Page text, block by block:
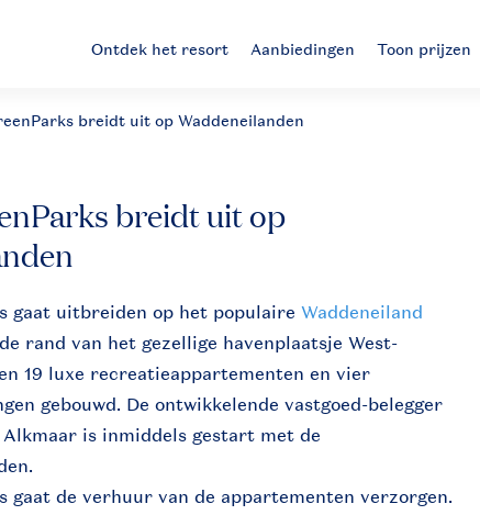
Ontdek het resort Aanbiedingen Toon prijzen
breidt uit op Waddeneilanden
breidt uit op
gaat uitbreiden op het populaire Waddeneiland
rand van het gezellige havenplaatsje West-
19 luxe recreatieappartementen en vier
gebouwd. De ontwikkelende vastgoed-belegger
is inmiddels gestart met de
gaat de verhuur van de appartementen verzorgen.